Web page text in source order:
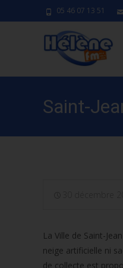
05 46 07 13 51
Saint-
La Ville de Saint-
neige artificielle ni
de collecte est